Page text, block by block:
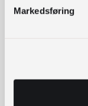
Markedsføring